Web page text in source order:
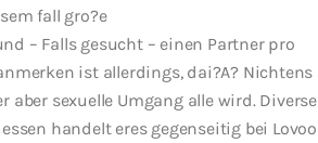
fall gro?e
– Falls gesucht – einen Partner pro
ist allerdings, dai?A? Nichtens
sexuelle Umgang alle wird. Diverse
handelt eres gegenseitig bei Lovoo